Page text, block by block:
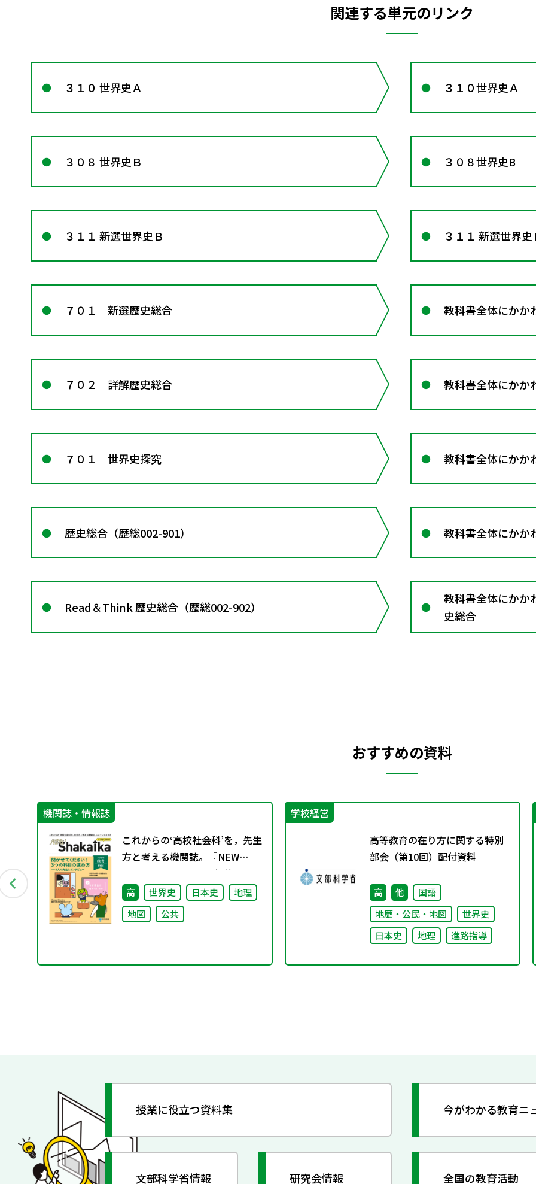
関連する単元のリンク
３１０ 世界史Ａ ３１０世界史Ａ
３０８ 世界史Ｂ ３０８世界史B
３１１ 新選世界史Ｂ ３１１ 新選世界史
７０１ 新選歴史総合 教科書全体にかか
７０２ 詳解歴史総合 教科書全体にかか
７０１ 世界史探究 教科書全体にかか
歴史総合（歴総002-901） 教科書全体にかか
Read＆Think 歴史総合（歴総002-902）
教科書全体にか
史総合
おすすめの資料
機関誌・情報誌
これからの‘高校社会科’を，先生
方と考える機関誌。『NEW
ShakaIka』 2025年秋号"
高 世界史 日本史
地理
地図
公共
学校経営
高等教育の在り方に関する特別
部会（第10回）配付資料
高 他
国語
地歴・公民・地図
世界史
日本史
地理 進路指導
授業に役立つ資料集 今がわかる教育ニ
文部科学省情報 研究会情報 全国の教育活動